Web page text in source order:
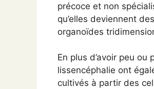
précoce et non
qu’elles deviennent
organoïdes
En plus d’avoir peu
lissencéphalie ont
cultivés à partir des